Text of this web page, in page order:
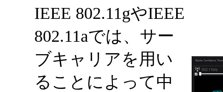
IEEE 802.11gやIEEE
802.11aでは、サー
ブキャリアを用い
ることによって中